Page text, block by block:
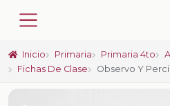
Inicio Primaria Primaria 4to
Fichas De Clase
Observo Y